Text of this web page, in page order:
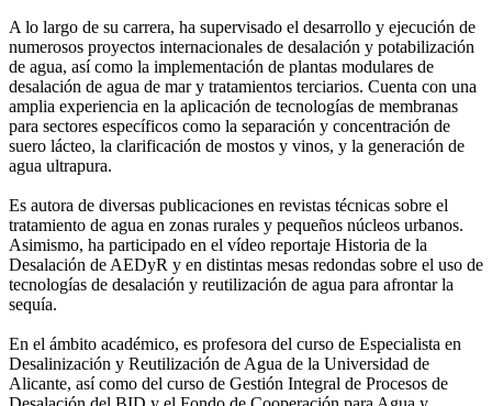
A lo largo de su carrera, ha supervisado el desarrollo y ejecución de
numerosos proyectos internacionales de desalación y potabilización
de agua, así como la implementación de plantas modulares de
desalación de agua de mar y tratamientos terciarios. Cuenta con una
amplia experiencia en la aplicación de tecnologías de membranas
para sectores específicos como la separación y concentración de
suero lácteo, la clarificación de mostos y vinos, y la generación de
agua ultrapura.
Es autora de diversas publicaciones en revistas técnicas sobre el
tratamiento de agua en zonas rurales y pequeños núcleos urbanos.
Asimismo, ha participado en el vídeo reportaje Historia de la
Desalación de AEDyR y en distintas mesas redondas sobre el uso de
tecnologías de desalación y reutilización de agua para afrontar la
sequía.
En el ámbito académico, es profesora del curso de Especialista en
Desalinización y Reutilización de Agua de la Universidad de
Alicante, así como del curso de Gestión Integral de Procesos de